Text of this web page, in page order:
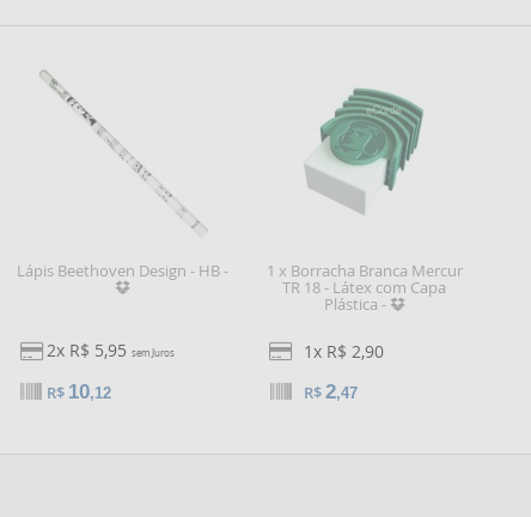
Lápis Beethoven Design - HB -
2x R$ 5,95sem Juros
R$ 10,12
1 x Borracha Branca Mercur
TR 18 - Látex com Capa
Plástica -
1x R$ 2,90
R$2,47